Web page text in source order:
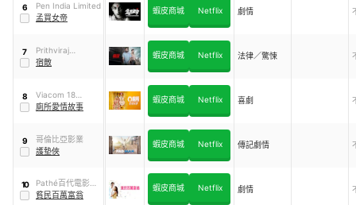
6
Pen India Limited
孟買女帝
蝦皮商城 Netflix 劇情
7
Prithviraj
Productions
宿敵
蝦皮商城 Netflix 法律／驚悚
8
Viacom 18
Motion Pictures
廁所愛情故事
蝦皮商城 Netflix 喜劇
9
哥倫比亞影業
護墊俠
蝦皮商城 Netflix 傳記劇情
10
Pathé百代電影公
司
貧民百萬富翁
蝦皮商城 Netflix 劇情